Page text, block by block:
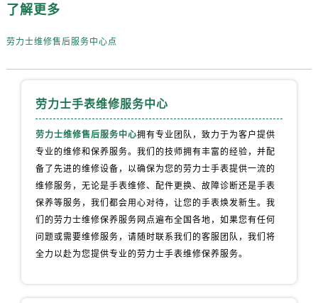
了解更多
劳力士维修售后服务中心点
劳力士手表维修服务中心
劳力士维修售后服务中心拥有专业团队，致力于为客户提供
专业的维修和保养服务。我们的技师拥有丰富的经验，并配
备了先进的维修设备，以确保为您的劳力士手表提供一流的
维修服务，无论是手表维修、配件更换、故障诊断还是手表
保养等服务，我们都会用心对待，让您的手表焕发新生。我
们的劳力士维修保养服务网点遍布全国各地，如果您有任何
问题或需要维修服务，请随时联系我们的客服团队，我们将
全力以赴为您提供专业的劳力士手表维修保养服务。